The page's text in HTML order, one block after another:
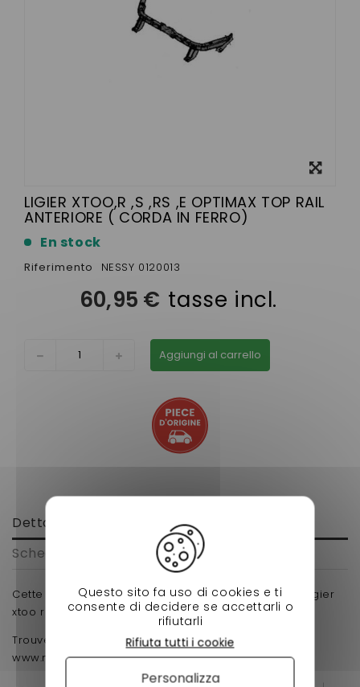
LIGIER XTOO,R ,S ,RS ,E OPTIMAX TOP RAIL
ANTERIORE ( CORDA IN FERRO)
En stock
Riferimento NESSY 0120013
60,95 € tasse incl.
Aggiungi al carrello
Dettagli
Scheda tecnica
Cette traverse supérieur avant se monte sur votre ligier
xtoo r s rs . berceau en fer
Trouver toutes nos pièces voiture sans permis sur
www.nessycar.fr !
Questo sito fa uso di cookies e ti
consente di decidere se accettarli o
rifiutarli
Rifiuta tutti i cookie
Personalizza